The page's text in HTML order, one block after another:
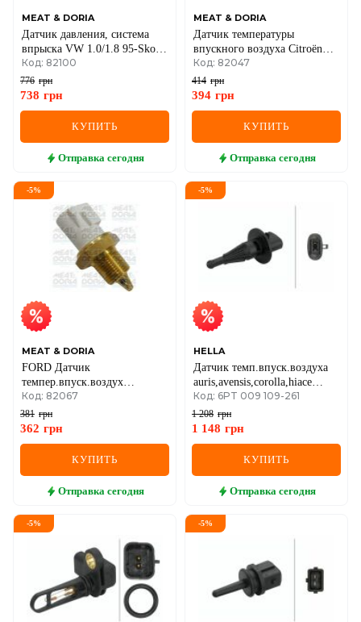
MEAT & DORIA
Датчик давления, система
впрыска VW 1.0/1.8 95-Skoda
1.6 95-
Код: 82100
776 грн
738 грн
КУПИТЬ
Отправка сегодня
MEAT & DORIA
Датчик температуры
впускного воздуха Citroën
XM, Saxo, Xsara, Peugeot
Код: 82047
414 грн
394 грн
КУПИТЬ
Отправка сегодня
-5%
MEAT & DORIA
FORD Датчик
темпер.впуск.воздух
Fiesta,Escort,Sierra,Scorpio,Transit
Код: 82067
381 грн
362 грн
КУПИТЬ
Отправка сегодня
-5%
HELLA
Датчик темп.впуск.воздуха
auris,avensis,corolla,hiace
mazda, subaru
Код: 6PT 009 109-261
1 208 грн
1 148 грн
КУПИТЬ
Отправка сегодня
-5% -5%